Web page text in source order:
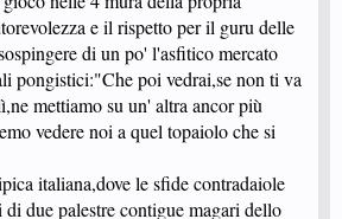
e il rispetto per il guru delle
di un po' l'asfitico mercato
pongistici:"Che poi vedrai,se non ti va
mettiamo su un' altra ancor più
vedere noi a quel topaiolo che si
italiana,dove le sfide contradaiole
due palestre contigue magari dello